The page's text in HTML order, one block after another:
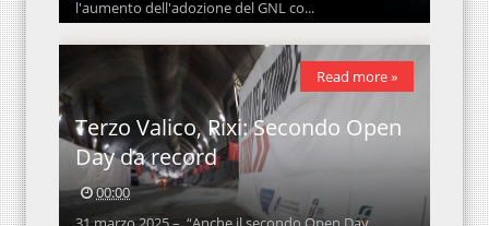
l'aumento dell'adozione del GNL co...
Terzo Valico, Rixi: Secondo Open
Day da record
00:00
Read more »